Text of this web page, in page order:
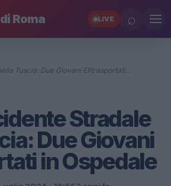
Roma LIVE ⌕
Tuscia: Due Giovani Elitrasportati…
Stradale
Due Giovani
in Ospedale